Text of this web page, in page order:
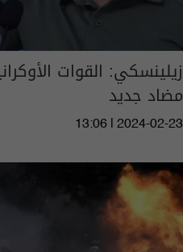
زيلينسكي: القوات
مضاد جديد
13:06 | 2024-02-23